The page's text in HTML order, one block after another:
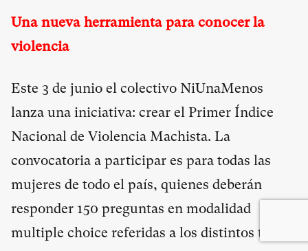
Una nueva herramienta para conocer la
violencia
Este 3 de junio el colectivo NiUnaMenos
lanza una iniciativa: crear el Primer Índice
Nacional de Violencia Machista. La
convocatoria a participar es para todas las
mujeres de todo el país, quienes deberán
responder 150 preguntas en modalidad
multiple choice referidas a los distintos tipos